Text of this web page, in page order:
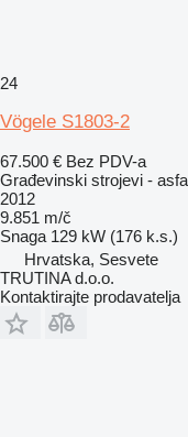
24
Vögele S1803-2
67.500 € Bez PDV-a
Građevinski strojevi -
2012
9.851 m/č
Snaga 129 kW (176 k.s.)
Hrvatska, Sesvete
TRUTINA d.o.o.
Kontaktirajte prodavatelja